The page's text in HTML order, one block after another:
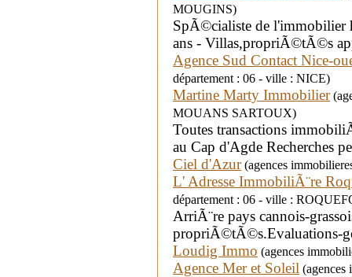
MOUGINS)
SpÃ©cialiste de l'immobilier
ans - Villas,propriÃ©tÃ©s
Agence Sud Contact Nice-
département : 06 - ville : NICE)
Martine Marty Immobilier
MOUANS SARTOUX)
Toutes transactions
au Cap d'Agde Recherches
Ciel d'Azur(agences
L' Adresse ImmobiliÃ¨re
département : 06 - ville :
ArriÃ¨re pays cannois-
propriÃ©tÃ©s.Evaluations-
Loudig Immo (agences
Agence Mer et Soleil